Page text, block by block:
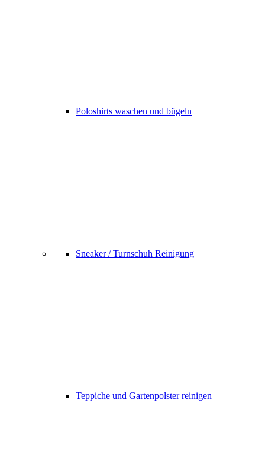
Poloshirts waschen und bügeln
Sneaker / Turnschuh Reinigung
Teppiche und Gartenpolster reinigen